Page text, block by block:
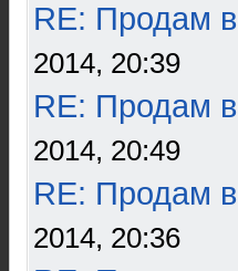
RE: Продам
2014, 20:39
RE: Продам
2014, 20:49
RE: Продам
2014, 20:36